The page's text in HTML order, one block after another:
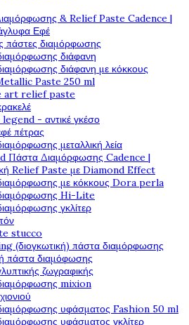
& Relief Paste Cadence |
Εφέ
πάστες διαμόρφωσης
διάφανη
διάφανη με κόκκους
Paste 250 ml
art relief paste
- αντικέ γκέσο
πέτρας
μεταλλική λεία
Πάστα Διαμόρφωσης Cadence |
Relief Paste με Diamond Effect
με κόκκους Dora perla
Hi-Lite
γκλίτερ
stucco
(διογκωτική) πάστα διαμόρφωσης
πάστα διαμόφωσης
ζωγραφικής
mixion
υφάσματος Fashion 50 ml
υφάσματος γκλίτερ